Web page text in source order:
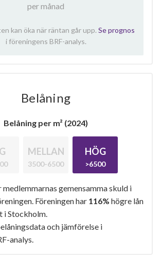
per månad
kan öka när räntan går upp. Se prognos
i föreningens BRF-analys.
Belåning
Belåning per m² (2024)
MELLAN
3500-6500
HÖG
>6500
medlemmarnas gemensamma skuld i
Föreningen har 116% högre lån
i Stockholm.
och jämförelse i
analys.